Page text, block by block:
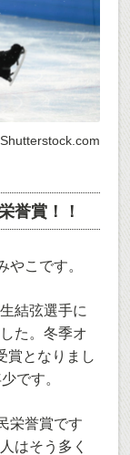
誉賞！！
やこです。
結弦選手に
た。冬季オ
賞となりまし
です。
栄誉賞です
はそう多く